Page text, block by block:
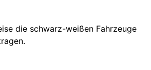
die schwarz-weißen Fahrzeuge